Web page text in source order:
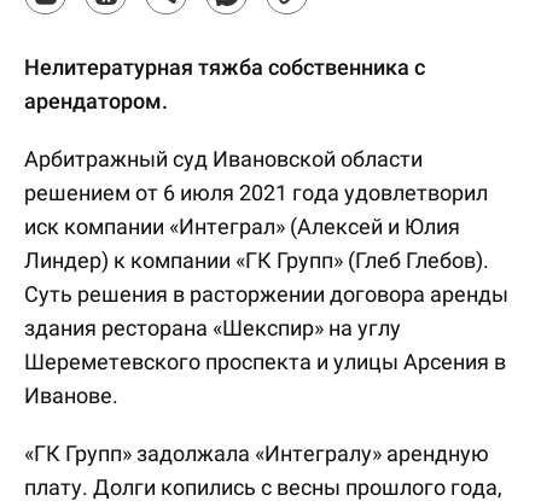
Нелитературная тяжба собственника с
арендатором.
Арбитражный суд Ивановской области
решением от 6 июля 2021 года удовлетворил
иск компании «Интеграл» (Алексей и Юлия
Линдер) к компании «ГК Групп» (Глеб Глебов).
Суть решения в расторжении договора аренды
здания ресторана «Шекспир» на углу
Шереметевского проспекта и улицы Арсения в
Иванове.
«ГК Групп» задолжала «Интегралу» арендную
плату. Долги копились с весны прошлого года,